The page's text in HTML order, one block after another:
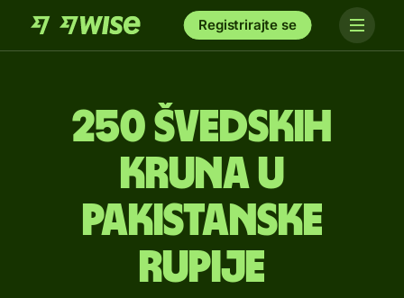
Registrirajte se
250 švedskih
kruna u
pakistanske
rupije